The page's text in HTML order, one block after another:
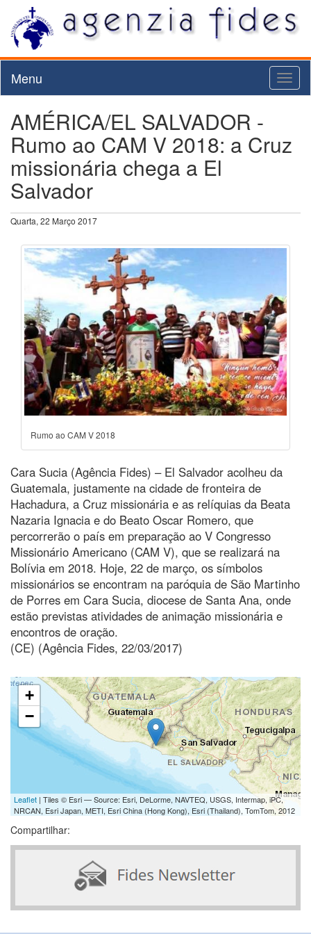
Menu
AMÉRICA/EL SALVADOR -
Rumo ao CAM V 2018: a Cruz
missionária chega a El
Salvador
Quarta, 22 Março 2017
Rumo ao CAM V 2018
Cara Sucia (Agência Fides) – El Salvador acolheu da
Guatemala, justamente na cidade de fronteira de
Hachadura, a Cruz missionária e as relíquias da Beata
Nazaria Ignacia e do Beato Oscar Romero, que
percorrerão o país em preparação ao V Congresso
Missionário Americano (CAM V), que se realizará na
Bolívia em 2018. Hoje, 22 de março, os símbolos
missionários se encontram na paróquia de São Martinho
de Porres em Cara Sucia, diocese de Santa Ana, onde
estão previstas atividades de animação missionária e
encontros de oração.
(CE) (Agência Fides, 22/03/2017)
+
−
Leaflet | Tiles © Esri — Source: Esri, DeLorme, NAVTEQ, USGS, Intermap, iPC,
NRCAN, Esri Japan, METI, Esri China (Hong Kong), Esri (Thailand), TomTom, 2012
Compartilhar: